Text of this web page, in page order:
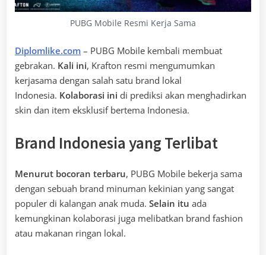
PUBG Mobile Resmi Kerja Sama
Diplomlike.com – PUBG Mobile kembali membuat
gebrakan. Kali ini, Krafton resmi mengumumkan
kerjasama dengan salah satu brand lokal
Indonesia. Kolaborasi ini di prediksi akan menghadirkan
skin dan item eksklusif bertema Indonesia.
Brand Indonesia yang Terlibat
Menurut bocoran terbaru, PUBG Mobile bekerja sama
dengan sebuah brand minuman kekinian yang sangat
populer di kalangan anak muda. Selain itu ada
kemungkinan kolaborasi juga melibatkan brand fashion
atau makanan ringan lokal.